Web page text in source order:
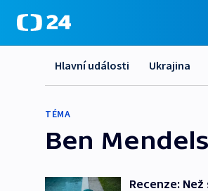
Hlavní události Ukrajina
TÉMA
Ben
Recenze: